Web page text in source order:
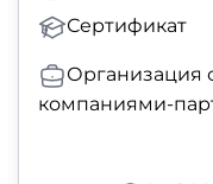
Сертификат
Организация
компаниями-